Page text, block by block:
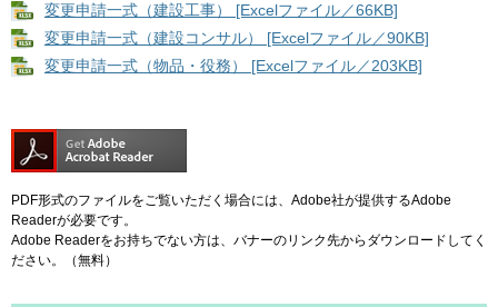
変更申請一式（建設工事） [Excelファイル／66KB]
変更申請一式（建設コンサル） [Excelファイル／90KB]
変更申請一式（物品・役務） [Excelファイル／203KB]
PDF形式のファイルをご覧いただく場合には、Adobe社が提供するAdobe
Readerが必要です。
Adobe Readerをお持ちでない方は、バナーのリンク先からダウンロードしてく
ださい。（無料）